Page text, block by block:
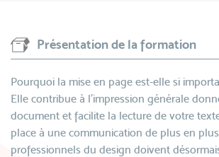
Présentation de la formation
Pourquoi la mise en page est-elle si
Elle contribue à l’impression générale
document et facilite la lecture de votre
place à une communication de plus en
professionnels du design doivent